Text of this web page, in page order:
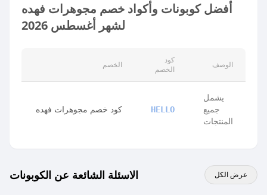
أفضل كوبونات وأكواد خصم مجوهرات فهده
لشهر أغسطس 2026
الخصم
كود
الخصم
الوصف
كود خصم مجوهرات فهده HELLO
يشمل
جميع
المنتجات
الاسئلة الشائعة عن الكوبونات عرض الكل